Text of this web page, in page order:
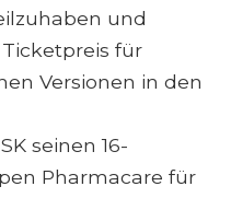
und
für
Versionen in den
seinen 16-
Pharmacare für